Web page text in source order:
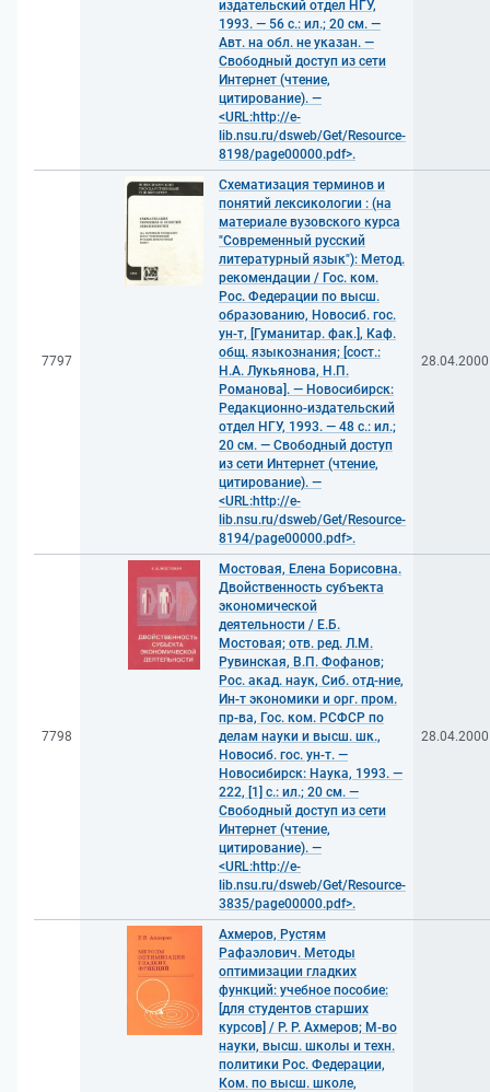
издательский отдел НГУ,
1993. — 56 с.: ил.; 20 см. —
Авт. на обл. не указан. —
Свободный доступ из сети
Интернет (чтение,
цитирование). —
<URL:http://e-
lib.nsu.ru/dsweb/Get/Resource-
8198/page00000.pdf>.
7797
Схематизация терминов и
понятий лексикологии : (на
материале вузовского курса
"Современный русский
литературный язык"): Метод.
рекомендации / Гос. ком.
Рос. Федерации по высш.
образованию, Новосиб. гос.
ун-т, [Гуманитар. фак.], Каф.
общ. языкознания; [сост.:
Н.А. Лукьянова, Н.П.
Романова]. — Новосибирск:
Редакционно-издательский
отдел НГУ, 1993. — 48 с.: ил.;
20 см. — Свободный доступ
из сети Интернет (чтение,
цитирование). —
<URL:http://e-
lib.nsu.ru/dsweb/Get/Resource-
8194/page00000.pdf>.
28.04.2000
7798
Мостовая, Елена Борисовна.
Двойственность субъекта
экономической
деятельности / Е.Б.
Мостовая; отв. ред. Л.М.
Рувинская, В.П. Фофанов;
Рос. акад. наук, Сиб. отд-ние,
Ин-т экономики и орг. пром.
пр-ва, Гос. ком. РСФСР по
делам науки и высш. шк.,
Новосиб. гос. ун-т. —
Новосибирск: Наука, 1993. —
222, [1] с.: ил.; 20 см. —
Свободный доступ из сети
Интернет (чтение,
цитирование). —
<URL:http://e-
lib.nsu.ru/dsweb/Get/Resource-
3835/page00000.pdf>.
28.04.2000
Ахмеров, Рустям
Рафаэлович. Методы
оптимизации гладких
функций: учебное пособие:
[для студентов старших
курсов] / Р. Р. Ахмеров; М-во
науки, высш. школы и техн.
политики Рос. Федерации,
Ком. по высш. школе,